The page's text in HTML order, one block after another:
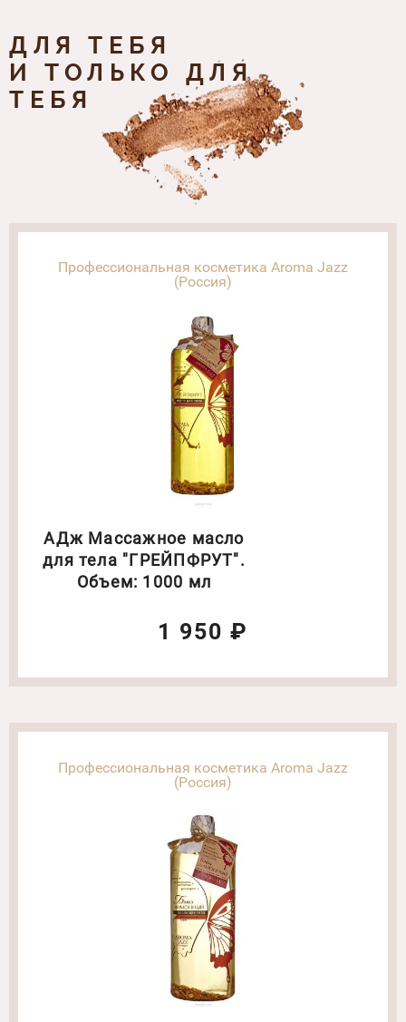
ДЛЯ ТЕБЯ
И ТОЛЬКО ДЛЯ
ТЕБЯ
Профессиональная косметика Aroma Jazz
(Россия)
АДж Массажное масло
для тела "ГРЕЙПФРУТ".
Объем: 1000 мл
1 950 ₽
Профессиональная косметика Aroma Jazz
(Россия)